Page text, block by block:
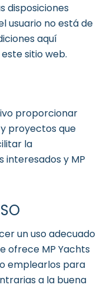
disposiciones
usuario no está de
aquí
sitio web.
proporcionar
proyectos que
la
interesados y MP
un uso adecuado
ofrece MP Yachts
emplearlos para
a la buena